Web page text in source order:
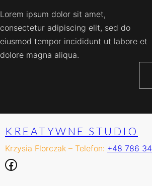
Lorem ipsum dolor sit amet,
consectetur adipiscing elit, sed do
eiusmod tempor incididunt ut labore et
dolore magna aliqua.
KREATYWNE STUDIO
Krzysia Florczak – Telefon: +48 786
Facebook